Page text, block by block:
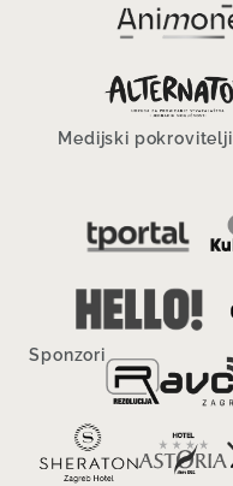
Medijski pokrovitelji
Sponzori